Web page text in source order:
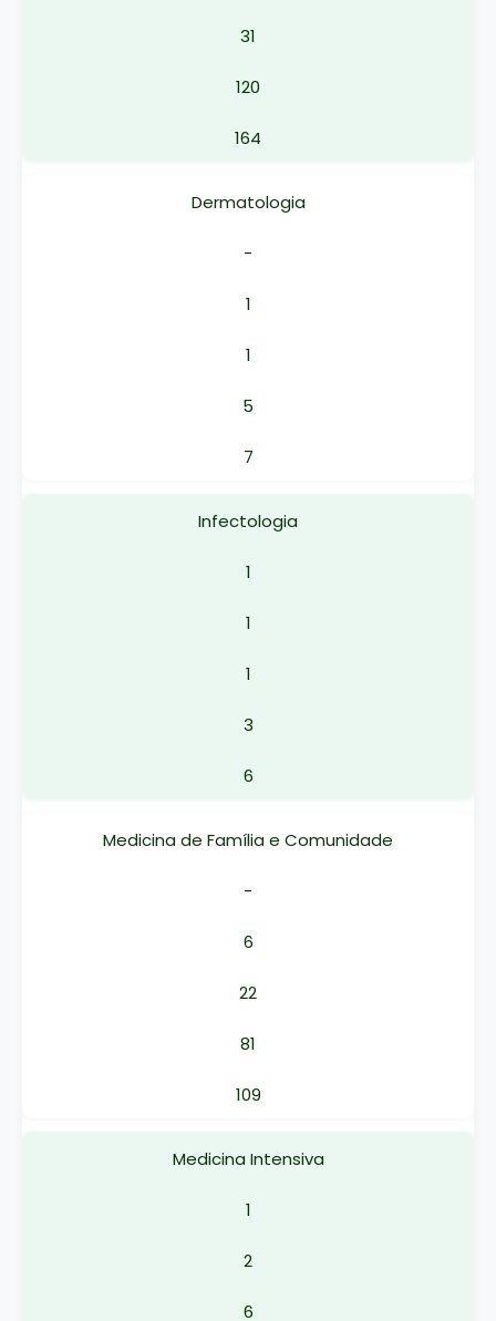
31
120
164
Dermatologia
-
1
1
5
7
Infectologia
1
1
1
3
6
Medicina de Família e Comunidade
-
6
22
81
109
Medicina Intensiva
1
2
6